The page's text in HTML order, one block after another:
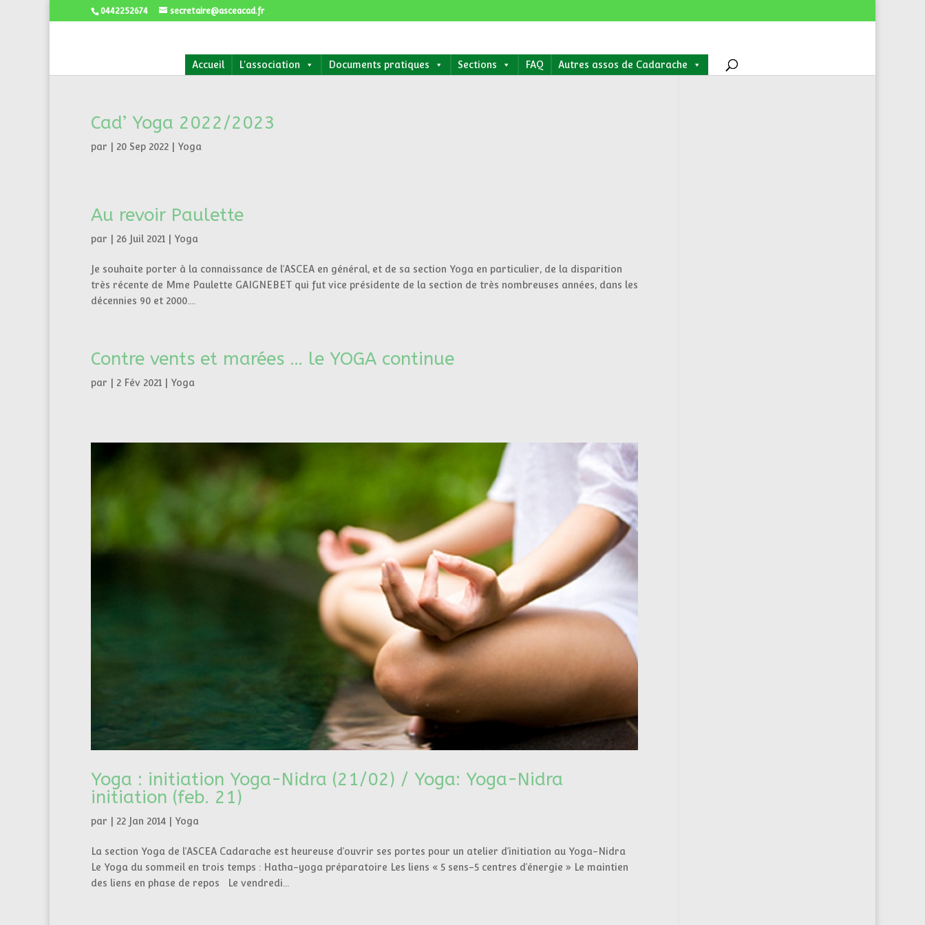
0442252674 secretaire@asceacad.fr
Accueil L'association Documents pratiques Sections FAQ Autres assos de Cadarache
Cad’ Yoga 2022/2023
par 20 Sep 2022 Yoga
Au revoir Paulette
par 26 Juil 2021 Yoga
Je souhaite porter à la connaissance de l’ASCEA en général, et de sa section Yoga en particulier, de la disparition
très récente de Mme Paulette GAIGNEBET qui fut vice présidente de la section de très nombreuses années, dans les
décennies 90 et 2000....
Contre vents et marées … le YOGA continue
par 2 Fév 2021 Yoga
Yoga : initiation Yoga-Nidra (21/02) / Yoga: Yoga-Nidra
initiation (feb. 21)
par 22 Jan 2014 Yoga
La section Yoga de l’ASCEA Cadarache est heureuse d’ouvrir ses portes pour un atelier d’initiation au Yoga-Nidra
Le Yoga du sommeil en trois temps : Hatha-yoga préparatoire Les liens « 5 sens-5 centres d’énergie » Le maintien
des liens en phase de repos Le vendredi...